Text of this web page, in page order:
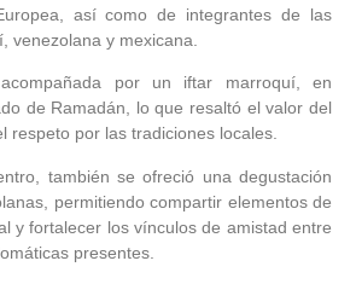
así como de integrantes de las
venezolana y mexicana.
por un iftar marroquí, en
de Ramadán, lo que resaltó el valor del
respeto por las tradiciones locales.
también se ofreció una degustación
permitiendo compartir elementos de
y fortalecer los vínculos de amistad entre
presentes.